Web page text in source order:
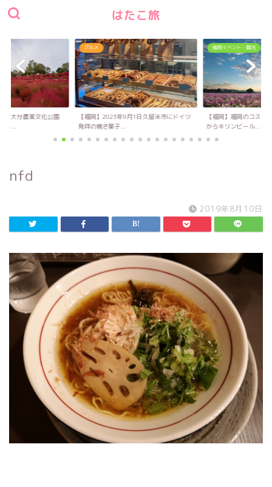
はたこ旅
！大分農業文化公園
キ...
グルメ
【福岡】2023年9月1日久留米市にドイツ
発祥の焼き菓子...
福岡イベント・観光
【福岡】福岡のコスモ
からキリンビール...
nfd
2019年8月10日